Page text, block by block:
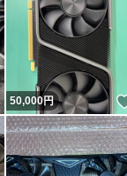
いいね！
50,000円